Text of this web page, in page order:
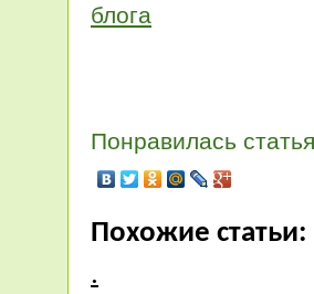
блога
Понравилась
Похожие статьи:
.